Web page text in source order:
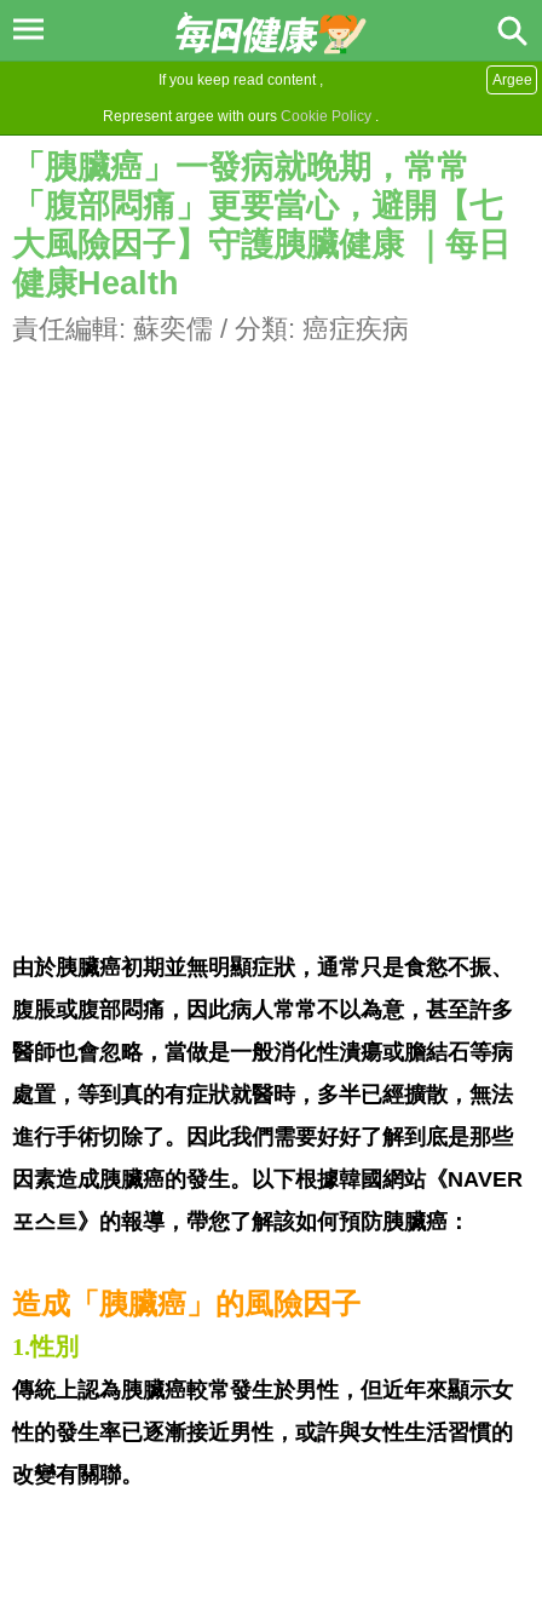
If you keep read content ,
Represent argee with ours Cookie Policy .
Argee
「胰臟癌」一發病就晚期，常常
「腹部悶痛」更要當心，避開【七
大風險因子】守護胰臟健康 ｜每日
健康Health
責任編輯: 蘇奕儒 / 分類: 癌症疾病
由於胰臟癌初期並無明顯症狀，通常只是食慾不振、
腹脹或腹部悶痛，因此病人常常不以為意，甚至許多
醫師也會忽略，當做是一般消化性潰瘍或膽結石等病
處置，等到真的有症狀就醫時，多半已經擴散，無法
進行手術切除了。因此我們需要好好了解到底是那些
因素造成胰臟癌的發生。以下根據韓國網站《NAVER
포스트》 的報導，帶您了解該如何預防胰臟癌：
造成「胰臟癌」的風險因子
1.性別
傳統上認為胰臟癌較常發生於男性，但近年來顯示女
性的發生率已逐漸接近男性，或許與女性生活習慣的
改變有關聯。